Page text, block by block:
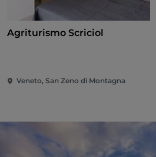
Agriturismo Scriciol
Veneto, San Zeno di Montagna